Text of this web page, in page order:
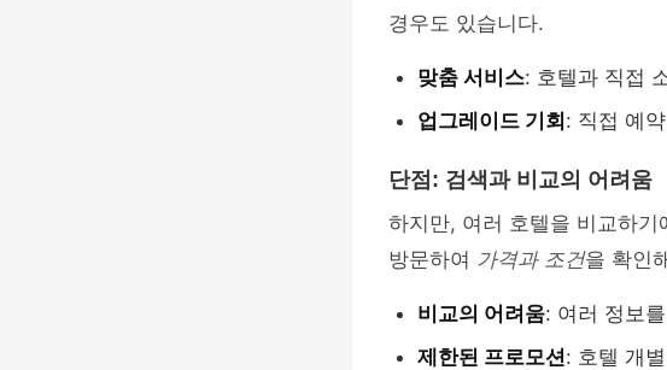
경우도 있습니다.
맞춤 서비스: 호텔과 직접
업그레이드 기회 : 직접 예
단점: 검색과 비교의 어려움
하지만, 여러 호텔을 비교하기
방문하여 가격과 조건을 확인
비교의 어려움: 여러 정보
제한된 프로모션: 호텔 개